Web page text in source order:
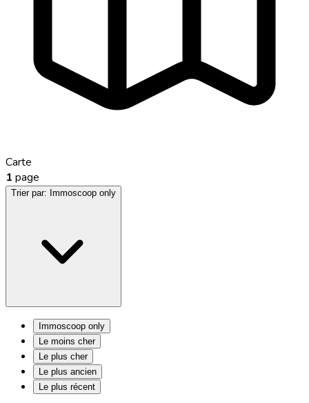
Carte
1 page
Trier par: Immoscoop only
Immoscoop only
Le moins cher
Le plus cher
Le plus ancien
Le plus récent